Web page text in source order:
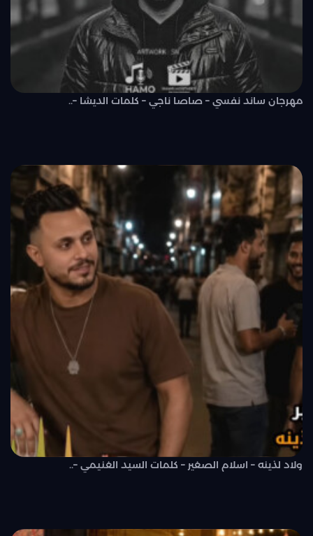
مهرجان ساند نفسي – صاصا ناجي – كلمات الديشا –..
ولاد لذينه – اسلام الصغير – كلمات السيد الغنيمي –..